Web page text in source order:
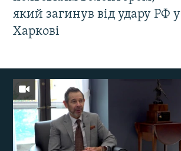
який загинув від удару РФ у
Харкові